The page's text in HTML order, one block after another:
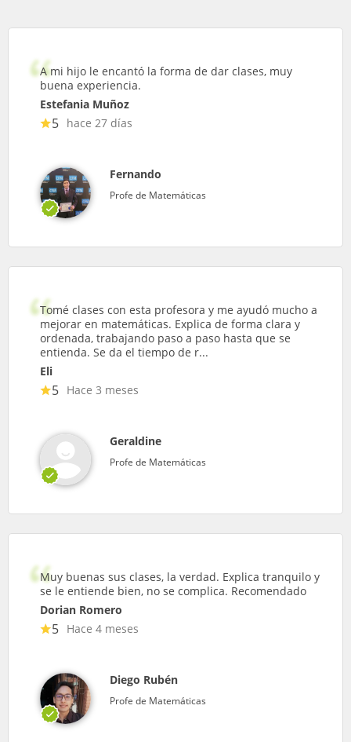
A mi hijo le encantó la forma de dar clases, muy
buena experiencia.
Estefania Muñoz
5 hace 27 días
Fernando
Profe de Matemáticas
Tomé clases con esta profesora y me ayudó mucho a
mejorar en matemáticas. Explica de forma clara y
ordenada, trabajando paso a paso hasta que se
entienda. Se da el tiempo de r...
Eli
5 Hace 3 meses
Geraldine
Profe de Matemáticas
Muy buenas sus clases, la verdad. Explica tranquilo y
se le entiende bien, no se complica. Recomendado
Dorian Romero
5 Hace 4 meses
Diego Rubén
Profe de Matemáticas